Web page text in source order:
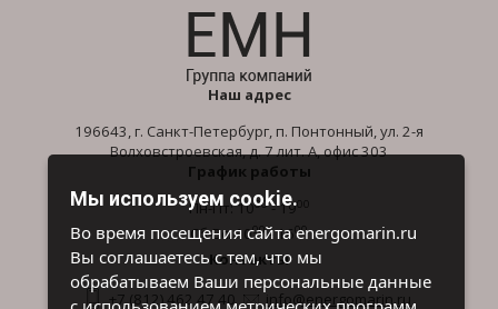
Наш адрес
196643, г. Санкт-Петербург, п. Понтонный, ул. 2-я
Волховстроевская, д. 7 лит. А, офис 303
График работы
Пн-Пт: 1000- 1900
Сб-Вс: 1000- 1600
Контакты
+7 (812) 462 47 40 info@energomarin.ru
Мы используем cookie.
Во время посещения сайта energomarin.ru
Вы соглашаетесь с тем, что мы
обрабатываем Ваши персональные данные